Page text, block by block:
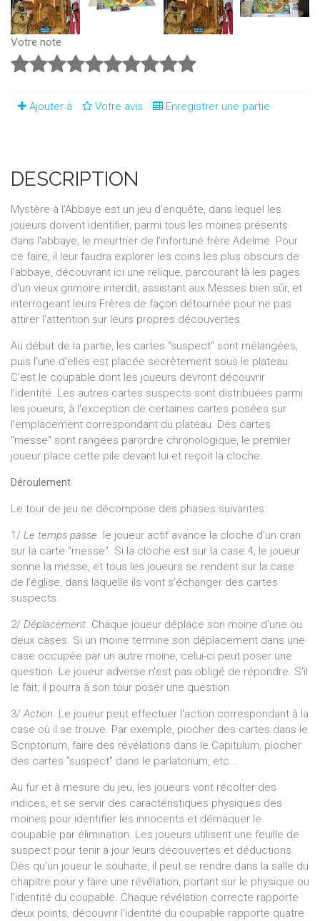
Votre note
Ajouter à Votre avis Enregistrer une partie
DESCRIPTION
Mystère à l'Abbaye est un jeu d'enquête, dans lequel les
joueurs doivent identifier, parmi tous les moines présents
dans l'abbaye, le meurtrier de l'infortuné frère Adelme. Pour
ce faire, il leur faudra explorer les coins les plus obscurs de
l'abbaye, découvrant ici une relique, parcourant là les pages
d'un vieux grimoire interdit, assistant aux Messes bien sûr, et
interrogeant leurs Frères de façon détournée pour ne pas
attirer l'attention sur leurs propres découvertes.
Au début de la partie, les cartes "suspect" sont mélangées,
puis l'une d'elles est placée secrètement sous le plateau.
C'est le coupable dont les joueurs devront découvrir
l'identité. Les autres cartes suspects sont distribuées parmi
les joueurs, à l'exception de certaines cartes posées sur
l'emplacement correspondant du plateau. Des cartes
"messe" sont rangées parordre chronologique, le premier
joueur place cette pile devant lui et reçoit la cloche.
Déroulement
Le tour de jeu se décompose des phases suivantes:
1/ Le temps passe. le joueur actif avance la cloche d'un cran
sur la carte "messe". Si la cloche est sur la case 4, le joueur
sonne la messe, et tous les joueurs se rendent sur la case
de l'église, dans laquelle ils vont s'échanger des cartes
suspects.
2/ Déplacement. Chaque joueur déplace son moine d'une ou
deux cases. Si un moine termine son déplacement dans une
case occupée par un autre moine, celui-ci peut poser une
question. Le joueur adverse n'est pas obligé de répondre. S'il
le fait, il pourra à son tour poser une question.
3/Action. Le joueur peut effectuer l'action correspondant à la
case où il se trouve. Par exemple, piocher des cartes dans le
Scriptorium, faire des révélations dans le Capitulum, piocher
des cartes "suspect" dans le parlatorium, etc...
Au fur et à mesure du jeu, les joueurs vont récolter des
indices, et se servir des caractéristiques physiques des
moines pour identifier les innocents et démaquer le
coupable par élimination. Les joueurs utilisent une feuille de
suspect pour tenir à jour leurs découvertes et déductions.
Dès qu'un joueur le souhaite, il peut se rendre dans la salle du
chapitre pour y faire une révélation, portant sur le physique ou
l'identité du coupable. Chaque révélation correcte rapporte
deux points, découvrir l'identité du coupable rapporte quatre